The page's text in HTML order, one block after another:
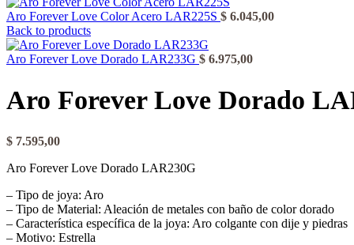
Aro Forever Love Color Acero LAR225S $ 6.045,00
Back to products
Aro Forever Love Dorado LAR233G $ 6.975,00
Aro Forever Love Dorado
$ 7.595,00
Aro Forever Love Dorado LAR230G
– Tipo de joya: Aro
– Tipo de Material: Aleación de metales con baño de color dorado
– Característica específica de la joya: Aro colgante con dije y piedras
– Motivo: Estrella